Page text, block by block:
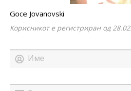
Goce Jovanovski
Корисникот е регистриран од